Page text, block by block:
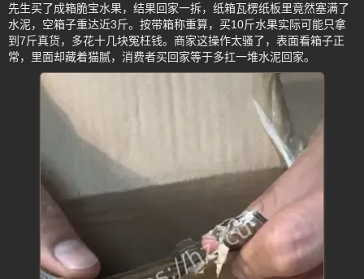
先生买了成箱脆宝水果，结果回家一拆，纸箱瓦楞纸板里竟然塞满了
水泥，空箱子重达近3斤。按带箱称重算，买10斤水果实际可能只拿
到7斤真货，多花十几块冤枉钱。商家这操作太骚了，表面看箱子正
常，里面却藏着猫腻，消费者买回家等于多扛一堆水泥回家。